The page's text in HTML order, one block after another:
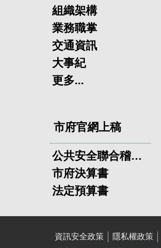
組織架構
業務職掌
交通資訊
大事紀
更多...
市府官網上稿
公共安全聯合稽查小組
市府決算書
法定預算書
資訊安全政策 隱私權政策